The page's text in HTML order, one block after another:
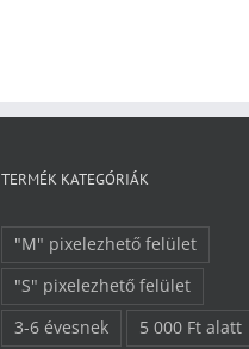
TERMÉK KATEGÓRIÁK
"M" pixelezhető felület
"S" pixelezhető felület
3-6 évesnek
5 000 Ft alatt